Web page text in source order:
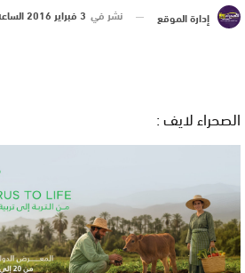
إدارة الموقع نشر في 3 فبراير 2016 الساعة 1 و 05 دقيقة
الصحراء لايف :